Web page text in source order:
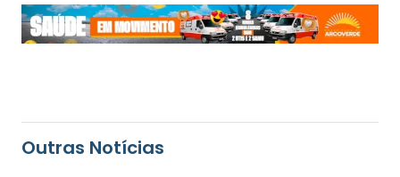
Outras Notícias